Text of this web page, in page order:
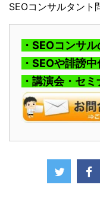
SEOコンサルタント
・SEOコンサ
・SEOや誹謗
・講演会・セ